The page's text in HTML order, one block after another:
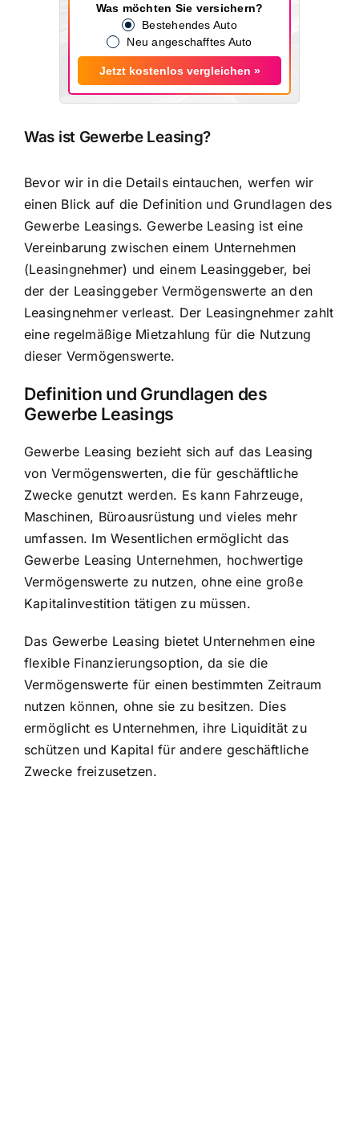
Was möchten Sie versichern?
Bestehendes Auto
Neu angeschafftes Auto
Jetzt kostenlos vergleichen »
Was ist Gewerbe Leasing?
Bevor wir in die Details eintauchen, werfen wir
einen Blick auf die Definition und Grundlagen des
Gewerbe Leasings. Gewerbe Leasing ist eine
Vereinbarung zwischen einem Unternehmen
(Leasingnehmer) und einem Leasinggeber, bei
der der LeasinggeberVermögenswerte an den
Leasingnehmer verleast. Der Leasingnehmer zahlt
eine regelmäßige Mietzahlung für die Nutzung
dieser Vermögenswerte.
Definition und Grundlagen des
Gewerbe Leasings
Gewerbe Leasing bezieht sich auf das Leasing
von Vermögenswerten, die für geschäftliche
Zwecke genutzt werden. Es kann Fahrzeuge,
Maschinen, Büroausrüstung und vieles mehr
umfassen. Im Wesentlichen ermöglicht das
Gewerbe Leasing Unternehmen, hochwertige
Vermögenswerte zu nutzen, ohne eine große
Kapitalinvestition tätigen zu müssen.
Das Gewerbe Leasing bietet Unternehmen eine
flexible Finanzierungsoption, da sie die
Vermögenswerte für einen bestimmten Zeitraum
nutzen können, ohne sie zu besitzen. Dies
ermöglicht es Unternehmen, ihre Liquidität zu
schützen und Kapital für andere geschäftliche
Zwecke freizusetzen.